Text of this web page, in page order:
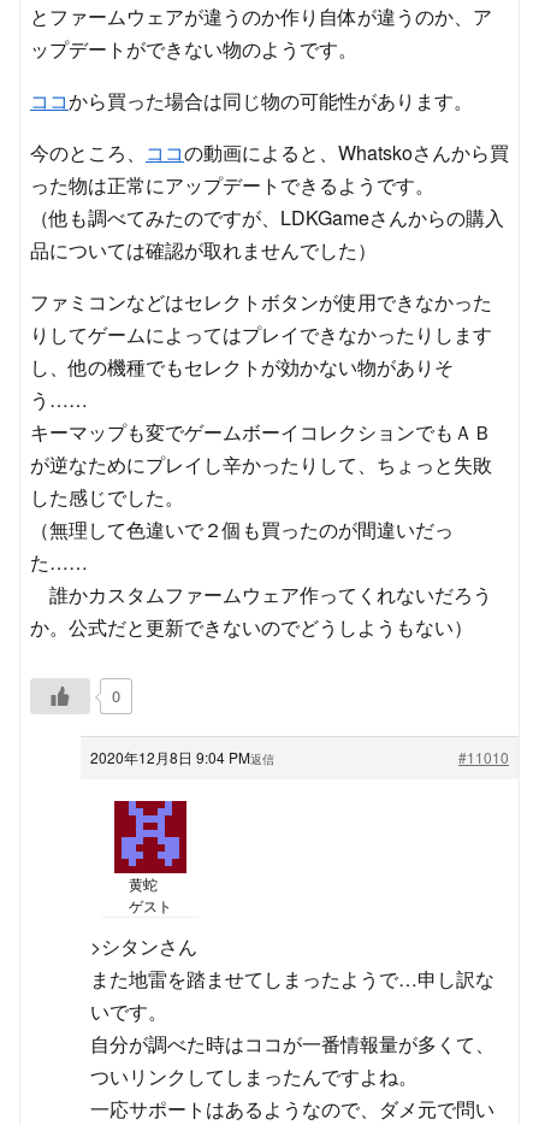
とファームウェアが違うのか作り自体が違うのか、ア
ップデートができない物のようです。
ココから買った場合は同じ物の可能性があります。
今のところ、 ココの動画によると、Whatskoさんから買
った物は正常にアップデートできるようです。
（他も調べてみたのですが、LDKGameさんからの購入
品については確認が取れませんでした）
ファミコンなどはセレクトボタンが使用できなかった
りしてゲームによってはプレイできなかったりします
し、他の機種でもセレクトが効かない物がありそ
う……
キーマップも変でゲームボーイコレクションでもＡＢ
が逆なためにプレイし辛かったりして、ちょっと失敗
した感じでした。
（無理して色違いで２個も買ったのが間違いだっ
た……
誰かカスタムファームウェア作ってくれないだろう
か。公式だと更新できないのでどうしようもない）
0
2020年12月8日 9:04 PM #11010
返信
黄蛇
ゲスト
>シタンさん
また地雷を踏ませてしまったようで…申し訳な
いです。
自分が調べた時はココが一番情報量が多くて、
ついリンクしてしまったんですよね。
一応サポートはあるようなので、ダメ元で問い